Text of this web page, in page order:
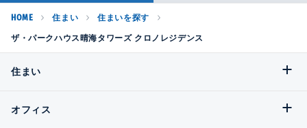
HOME 住まい 住まいを探す
ザ・パークハウス晴海タワーズ クロノレジデンス
住まい
オフィス